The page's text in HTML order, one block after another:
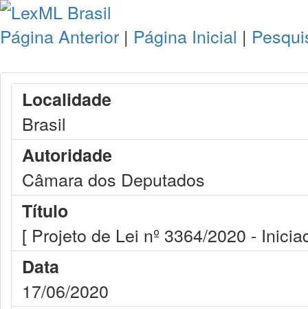
Página Anterior | Página Inicial |
Localidade
Brasil
Autoridade
Câmara dos Deputados
Título
[ Projeto de Lei nº 3364/2020 -
Data
17/06/2020